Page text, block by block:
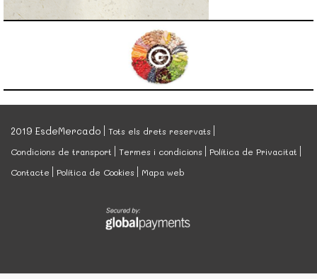
2019 EsdeMercado
Tots els drets reservats
Condicions de transport
Termes i condicions
Política de Privacitat
Contacte
Política de Cookies Mapa web